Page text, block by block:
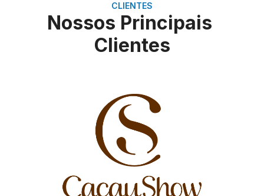
CLIENTES
Nossos Principais
Clientes